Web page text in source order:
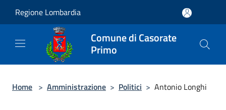
Regione Lombardia
Comune di Casorate
Primo
Home > Amministrazione > Politici > Antonio Longhi